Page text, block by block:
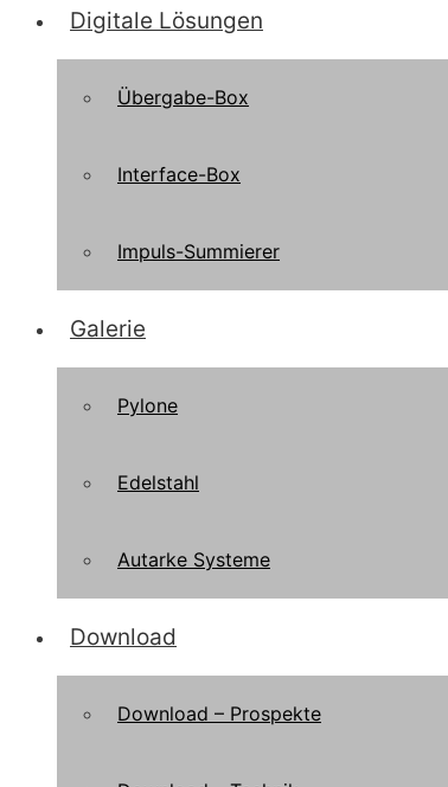
Digitale Lösungen
Übergabe-Box
Interface-Box
Impuls-Summierer
Galerie
Pylone
Edelstahl
Autarke Systeme
Download
Download – Prospekte